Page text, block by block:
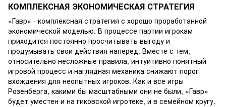
КОМПЛЕКСНАЯ ЭКОНОМИЧЕСКАЯ СТРАТЕГИЯ
«Гавр» - комплексная стратегия с хорошо проработанной
экономической моделью. В процессе партии игрокам
приходится постоянно просчитывать выгоду и
продумывать свои действия наперед. Вместе с тем,
относительно несложные правила, интуитивно понятный
игровой процесс и наглядная механика снижают порог
вхождения для неопытных игроков. Как и все игры
Розенберга, какими бы масштабными они не были, «Гавр»
будет уместен и на гиковской игротеке, и в семейном кругу.